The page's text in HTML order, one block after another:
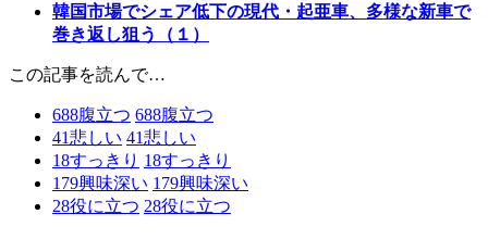
韓国市場でシェア低下の現代・起亜車、多様な新車で
巻き返し狙う（１）
この記事を読んで…
688腹立つ 688腹立つ
41悲しい 41悲しい
18すっきり 18すっきり
179興味深い 179興味深い
28役に立つ 28役に立つ